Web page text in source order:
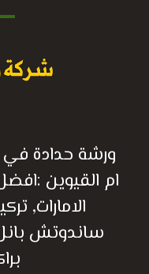
ورشة حدادة
ام القيوين
الامارات,
ساندوتش